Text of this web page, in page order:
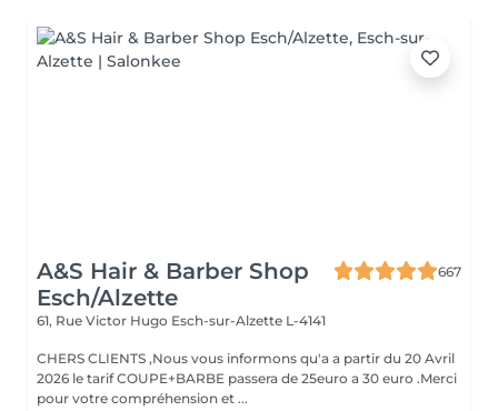
A&S Hair & Barber Shop
Esch/Alzette
667
61, Rue Victor Hugo Esch-sur-Alzette L-4141
CHERS CLIENTS ,Nous vous informons qu'a a partir du 20 Avril
2026 le tarif COUPE+BARBE passera de 25euro a 30 euro .Merci
pour votre compréhension et ...